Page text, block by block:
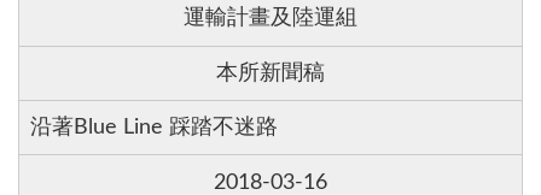
運輸計畫及陸運組
本所新聞稿
沿著Blue Line 踩踏不迷路
2018-03-16